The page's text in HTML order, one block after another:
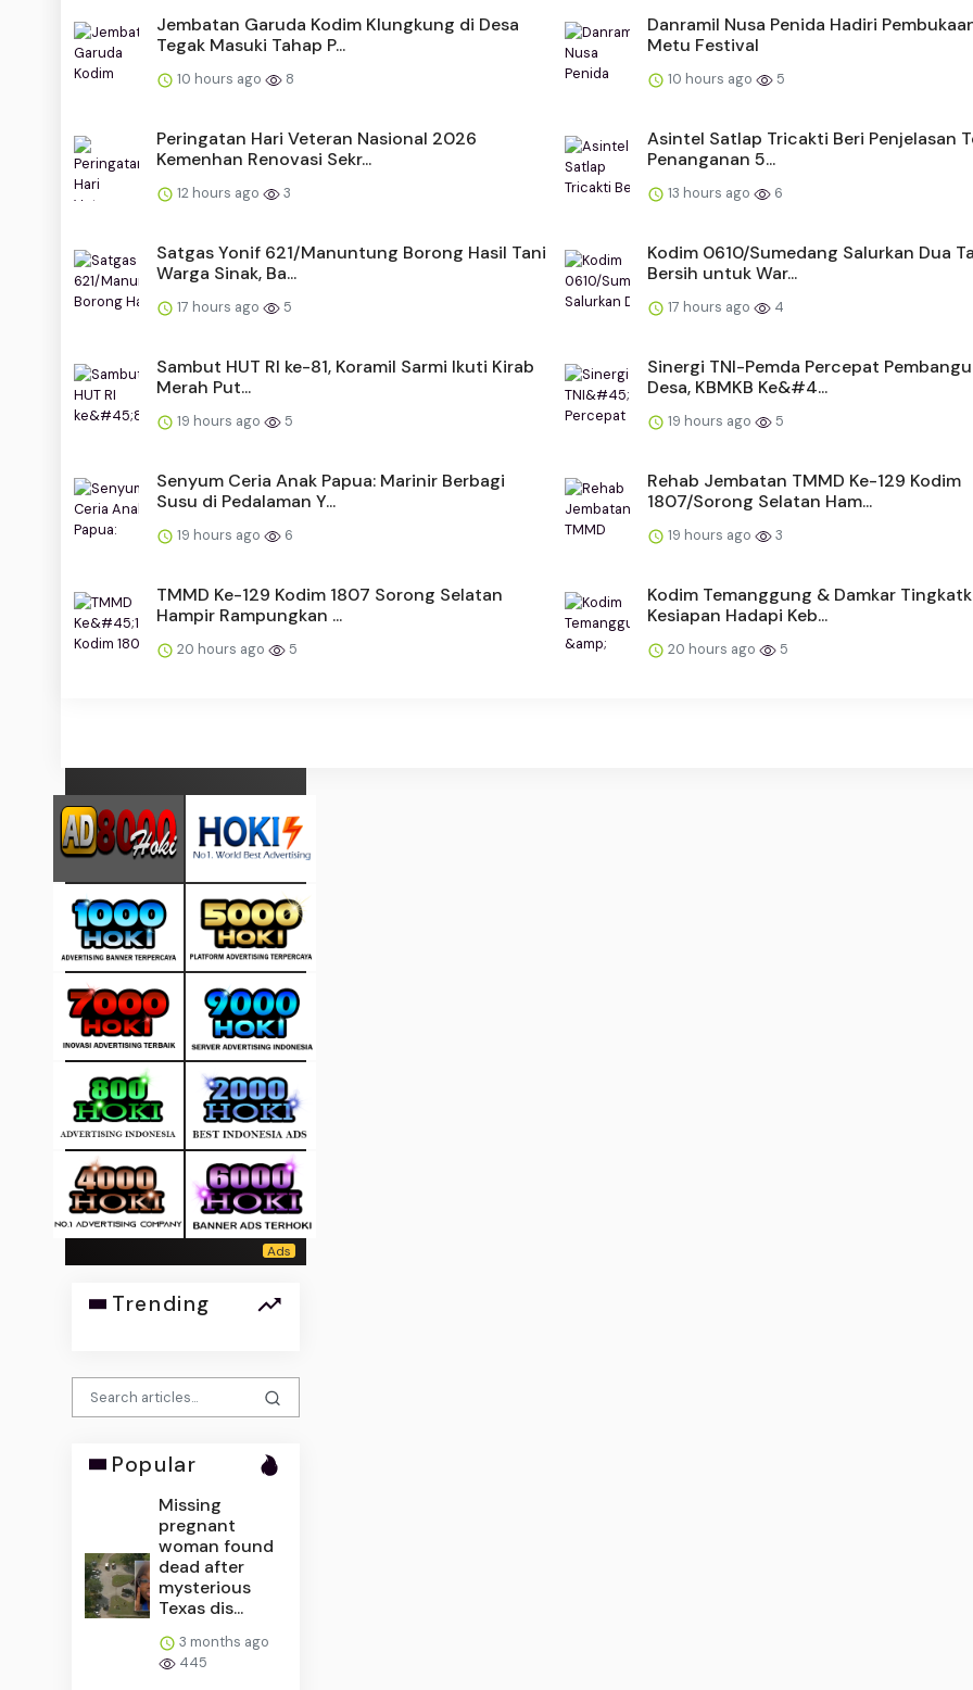
Jembatan Garuda Kodim Klungkung di Desa
Tegak Masuki Tahap P...
10 hours ago 8
Danramil Nusa Penida Hadiri
Metu Festival
10 hours ago 5
Peringatan Hari Veteran Nasional 2026
Kemenhan Renovasi Sekr...
12 hours ago 3
Asintel Satlap Tricakti Beri Penjelasan
Penanganan 5...
13 hours ago 6
Satgas Yonif 621/Manuntung Borong Hasil Tani
Warga Sinak, Ba...
17 hours ago 5
Kodim 0610/Sumedang Salurkan Dua
Bersih untuk War...
17 hours ago 4
Sambut HUT RI ke-81, Koramil Sarmi Ikuti Kirab
Merah Put...
19 hours ago 5
Sinergi TNI-Pemda Percepat
Desa, KBMKB Ke&#4...
19 hours ago 5
Senyum Ceria Anak Papua: Marinir Berbagi
Susu di Pedalaman Y...
19 hours ago 6
Rehab Jembatan TMMD Ke-129 Kodim
1807/Sorong Selatan Ham...
19 hours ago 3
TMMD Ke-129 Kodim 1807 Sorong Selatan
Hampir Rampungkan ...
20 hours ago 5
Kodim Temanggung & Damkar
Kesiapan Hadapi Keb...
20 hours ago 5
Trending
Popular
Missing
pregnant
woman found
dead after
mysterious
Texas dis...
3 months ago
445